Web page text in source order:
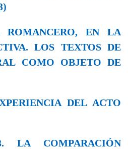
EΝ LA
LOS TEXTOS DE
COΜO OBJEΤO DE
DEL ACTO
LA COMPARACIÓN